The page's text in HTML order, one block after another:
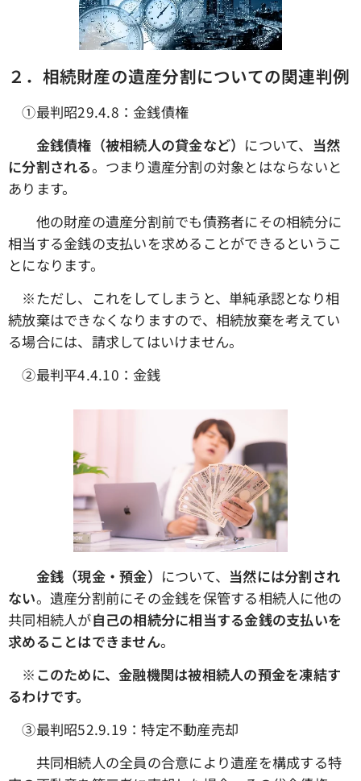
２．相続財産の遺産分割についての関連判例
①最判昭29.4.8：金銭債権
金銭債権（被相続人の貸金など） について、 当然
に分割される。つまり遺産分割の対象とはならないと
あります。
他の財産の遺産分割前でも債務者にその相続分に
相当する金銭の支払いを求めることができるというこ
とになります。
※ただし、これをしてしまうと、単純承認となり相
続放棄はできなくなりますので、相続放棄を考えてい
る場合には、請求してはいけません。
➁最判平4.4.10：金銭
金銭（現金・預金） について、 当然には分割され
ない。遺産分割前にその金銭を保管する相続人に他の
共同相続人が自己の相続分に相当する金銭の支払いを
求めることはできません。
※このために、金融機関は被相続人の預金を凍結す
るわけです。
③最判昭52.9.19：特定不動産売却
共同相続人の全員の合意により遺産を構成する特